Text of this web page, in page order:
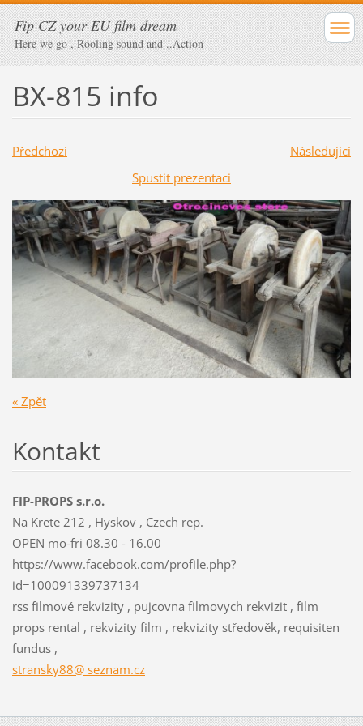
Fip CZ your EU film dream
Here we go , Rooling sound and ..Action
BX-815 info
Předchozí
Následující
Spustit prezentaci
« Zpět
Kontakt
FIP-PROPS s.r.o.
Na Krete 212 , Hyskov , Czech rep.
OPEN mo-fri 08.30 - 16.00
https://www.facebook.com/profile.php?
id=100091339737134
rss filmové rekvizity , pujcovna filmovych rekvizit , film
props rental , rekvizity film , rekvizity středověk, requisiten
fundus ,
stransky88@ seznam.cz